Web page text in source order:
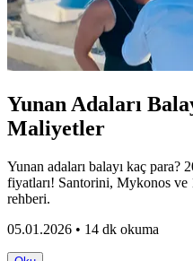
Yunan Adaları
Maliyetler
Yunan adaları balayı kaç
fiyatları! Santorini, Mykonos ve
rehberi.
05.01.2026 • 14 dk okuma